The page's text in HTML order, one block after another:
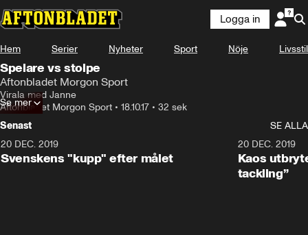
Logga in
Hem Serier Nyheter Sport Nöje Livsstil
Spelare vs stolpe
Aftonbladet Morgon Sport
Virala med Janne
Aftonbladet Morgon Sport • 18.10.17 • 32 sek
Se mer
Senast
SE ALLA
20 DEC. 2019
Svenskens "kupp" efter målet
20 DEC. 2019
Kaos
tackling”